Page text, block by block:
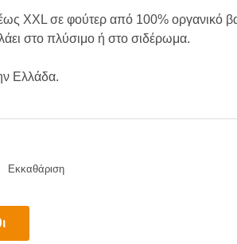
XXL σε φούτερ από 100% οργανικό
στο πλύσιμο ή στο σιδέρωμα.
Ελλάδα.
Εκκαθάριση